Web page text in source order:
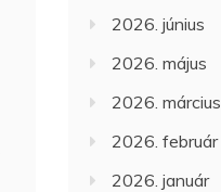
2026. június
2026. május
2026. március
2026. február
2026. január